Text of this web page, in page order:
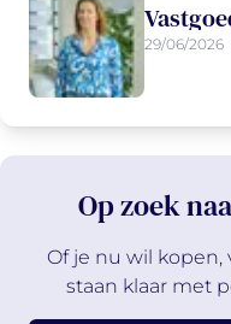
29/06/2026
Op zoek
Of je nu wil kopen,
staan klaar met